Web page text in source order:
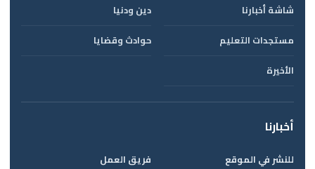
شاشة أخبارنا
دين ودنيا
مستجدات التعليم
حوادث وقضايا
الأخيرة
أخبارنا
للنشر في الموقع فريق العمل